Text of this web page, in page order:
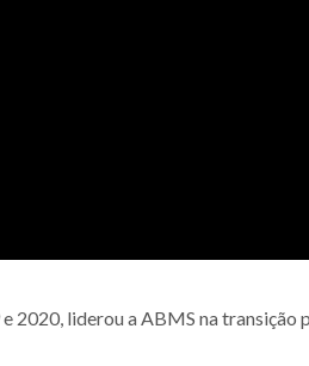
2020, liderou a ABMS na